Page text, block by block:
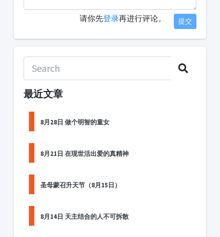
请你先登录再进行评论。 提交
最近文章
8月28日 做个明智的童女
8月21日 在现世活出爱的真精神
圣母蒙召升天节（8月15日）
8月14日 天主结合的人不可拆散